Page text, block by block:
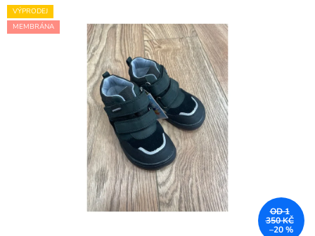
VÝPRODEJ
MEMBRÁNA
OD 1
350 KČ
–20 %